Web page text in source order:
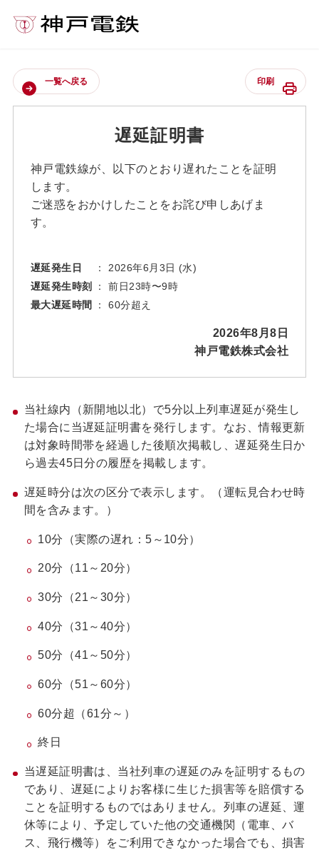
一覧へ戻る 印刷
遅延証明書
神戸電鉄線が、以下のとおり遅れたことを証明
します。
ご迷惑をおかけしたことをお詫び申しあげま
す。
遅延発生日
： 2026年6月3日 (水)
遅延発生時刻
： 前日23時〜9時
最大遅延時間
： 60分超え
2026年8月8日
神戸電鉄株式会社
当社線内（新開地以北）で5分以上列車遅延が発生し
た場合に当遅延証明書を発行します。なお、情報更新
は対象時間帯を経過した後順次掲載し、遅延発生日か
ら過去45日分の履歴を掲載します。
遅延時分は次の区分で表示します。（運転見合わせ時
間を含みます。）
10分（実際の遅れ：5～10分）
20分（11～20分）
30分（21～30分）
40分（31～40分）
50分（41～50分）
60分（51～60分）
60分超（61分～）
終日
当遅延証明書は、当社列車の遅延のみを証明するもの
であり、遅延によりお客様に生じた損害等を賠償する
ことを証明するものではありません。列車の遅延、運
休等により、予定していた他の交通機関（電車、バ
ス、飛行機等）をご利用できなかった場合でも、損害